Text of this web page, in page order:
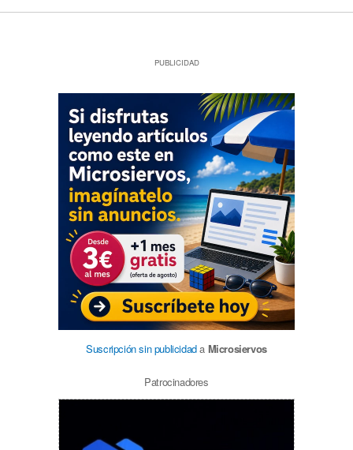
PUBLICIDAD
Suscripción sin publicidada Microsiervos
Patrocinadores